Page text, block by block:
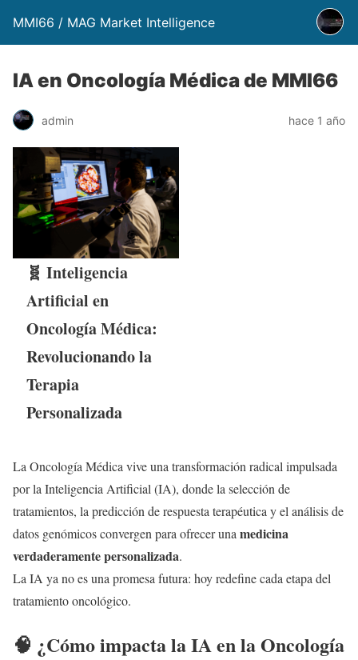
MMI66 / MAG Market Intelligence
IA en Oncología Médica de MMI66
admin hace 1 año
🧬 Inteligencia
Artificial en
Oncología Médica:
Revolucionando la
Terapia
Personalizada
La Oncología Médica vive una transformación radical impulsada
por la Inteligencia Artificial (IA), donde la selección de
tratamientos, la predicción de respuesta terapéutica y el análisis de
datos genómicos convergen para ofrecer una medicina
verdaderamente personalizada.
La IA ya no es una promesa futura: hoy redefine cada etapa del
tratamiento oncológico.
🧠 ¿Cómo impacta la IA en la Oncología